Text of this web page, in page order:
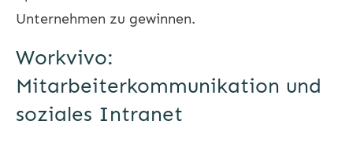
Unternehmen zu gewinnen.
Workvivo:
Mitarbeiterkommunikation und
soziales Intranet